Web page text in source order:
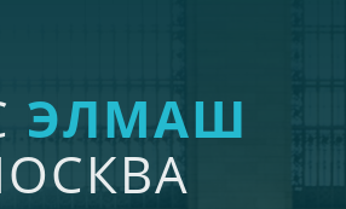
ЭЛМАШ